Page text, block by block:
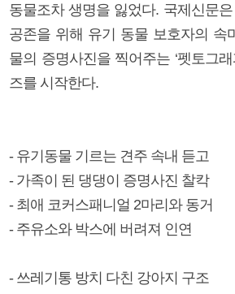
동물조차 생명을 잃었다. 국제신문
공존을 위해 유기 동물 보호자의 속
물의 증명사진을 찍어주는 ‘펫토그래
즈를 시작한다.
- 유기동물 기르는 견주 속내 듣고
- 가족이 된 댕댕이 증명사진 찰칵
- 최애 코커스패니얼 2마리와 동거
- 주유소와 박스에 버려져 인연
- 쓰레기통 방치 다친 강아지 구조